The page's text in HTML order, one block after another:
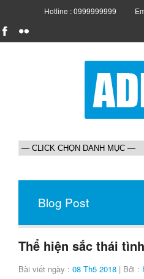
Hotline : 0999999999
Blog Post
Thể hiện sắc thái
Bài viết ngày : 08 Th5 2018 | Bởi :